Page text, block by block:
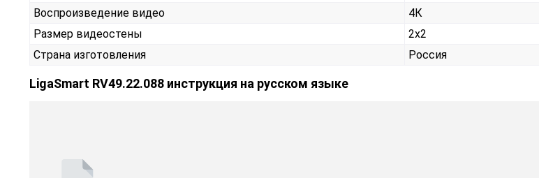
Воспроизведение видео
4К
Размер видеостены
2x2
Страна изготовления
Россия
LigaSmart RV49.22.088 инструкция на русском языке